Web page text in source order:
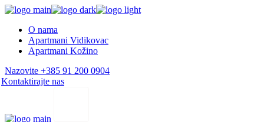
Skip
content
O nama
Apartmani Vidikovac
Apartmani Kožino
Nazovite +385 91 200 0904
Kontaktirajte nas